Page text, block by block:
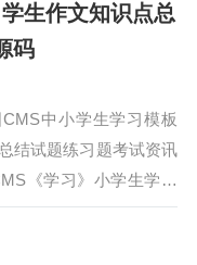
，数据已经采集好了，
bug，内核用的帝国
不是网上的那套少数据
生作文知识点总
码
中小学生学习模板
结试题练习题考试资讯
《学习》小学生学习
问快,带一个漂亮体验
学生知识点总结、试